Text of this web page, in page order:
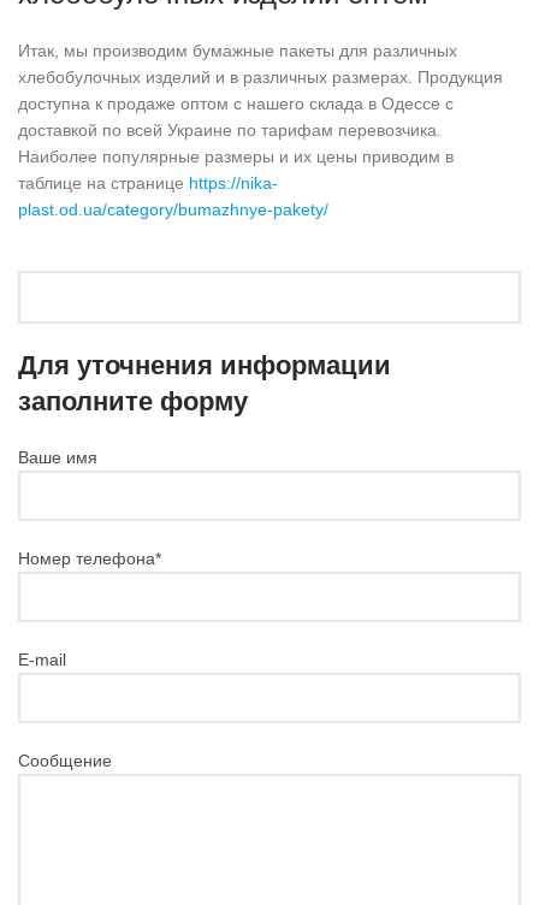
Итак, мы производим бумажные пакеты для различных
хлебобулочных изделий и в различных размерах. Продукция
доступна к продаже оптом с нашего склада в Одессе с
доставкой по всей Украине по тарифам перевозчика.
Наиболее популярные размеры и их цены приводим в
таблице на странице https://nika-
plast.od.ua/category/bumazhnye-pakety/
Для уточнения информации
заполните форму
Ваше имя
Номер телефона*
E-mail
Сообщение